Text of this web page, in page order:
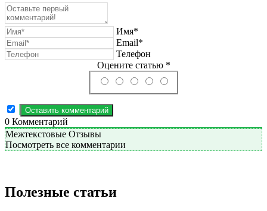
Имя*
Email*
Телефон
Оцените статью *
0 Комментарий
Межтекстовые Отзывы
Посмотреть все комментарии
Полезные статьи